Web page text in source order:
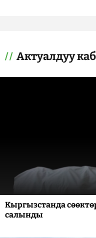
Актуалдуу
Кыргызстанда
салынды